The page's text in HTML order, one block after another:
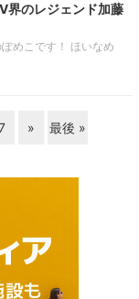
界のレジェンド加藤
めこです！ ほいなめ
» 最後 »